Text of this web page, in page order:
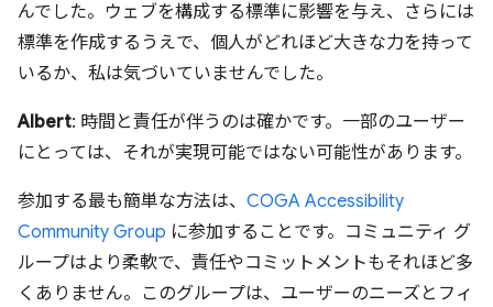
んでした。ウェブを構成する標準に影響を与え、さらには
標準を作成するうえで、個人がどれほど大きな力を持って
いるか、私は気づいていませんでした。
Albert: 時間と責任が伴うのは確かです。一部のユーザー
にとっては、それが実現可能ではない可能性があります。
参加する最も簡単な方法は、 COGA Accessibility
Community Group に参加することです。コミュニティ グ
ループはより柔軟で、責任やコミットメントもそれほど多
くありません。このグループは、ユーザーのニーズとフィ